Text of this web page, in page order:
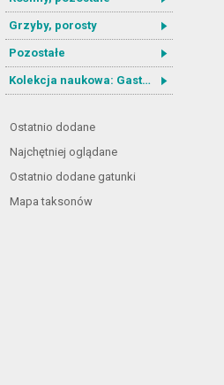
Grzyby, porosty
Pozostałe
Kolekcja naukowa: Gastrotricha
Ostatnio dodane
Najchętniej oglądane
Ostatnio dodane gatunki
Mapa taksonów